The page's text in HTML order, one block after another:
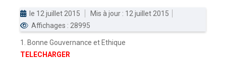
DOUANES
Douane Togolaise
le 12 juillet 2015
Mis à jour : 12 juillet 2015
Affichages : 28995
1. Bonne Gouvernance et Ethique
TELECHARGER